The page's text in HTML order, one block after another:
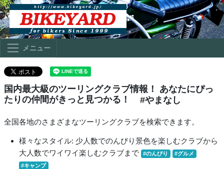
メニュー
国内最大級のツーリングクラブ情報！ あなたにぴっ
たりの仲間がきっと見つかる！
#やまなし
全国各地のさまざまなツーリングクラブを検索できます。
様々なスタイル: 少人数でのんびり景色を楽しむクラブから
大人数でワイワイ楽しむクラブまで
#のんびり
#グルメ
#キャンプ